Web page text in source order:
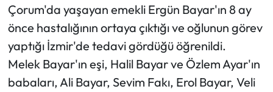
Çorum'da yaşayan emekli Ergün Bayar'ın 8 ay
önce hastalığının ortaya çıktığı ve oğlunun görev
yaptığı İzmir'de tedavi gördüğü öğrenildi.
Melek Bayar'ın eşi, Halil Bayar ve Özlem Ayar'ın
babaları, Ali Bayar, Sevim Fakı, Erol Bayar, Veli
Osmancık Haberleri
Otomotiv
Resmi İlan